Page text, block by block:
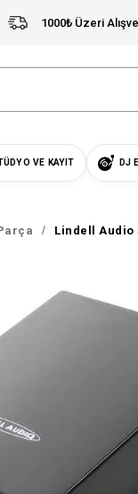
1000₺ Üzeri
VE KAYIT DJ
Lindell Audio